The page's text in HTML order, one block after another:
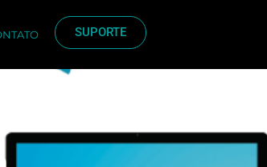
SUPORTE